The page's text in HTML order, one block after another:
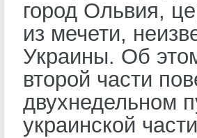
город Ольвия,
из мечети,
Украины. Об
второй части
двухнедельном
украинской